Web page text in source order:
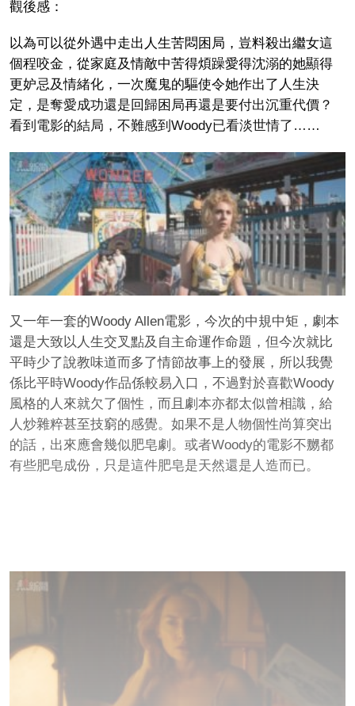
觀後感：
以為可以從外遇中走出人生苦悶困局，豈料殺出繼女這
個程咬金，從家庭及情敵中苦得煩躁愛得沈溺的她顯得
更妒忌及情緒化，一次魔鬼的驅使令她作出了人生決
定，是奪愛成功還是回歸困局再還是要付出沉重代價？
看到電影的結局，不難感到Woody已看淡世情了……
又一年一套的Woody Allen電影，今次的中規中矩，劇本
還是大致以人生交叉點及自主命運作命題，但今次就比
平時少了說教味道而多了情節故事上的發展，所以我覺
係比平時Woody作品係較易入口，不過對於喜歡Woody
風格的人來就欠了個性，而且劇本亦都太似曾相識，給
人炒雜粹甚至技窮的感覺。如果不是人物個性尚算突出
的話，出來應會幾似肥皂劇。或者Woody的電影不嬲都
有些肥皂成份，只是這件肥皂是天然還是人造而已。